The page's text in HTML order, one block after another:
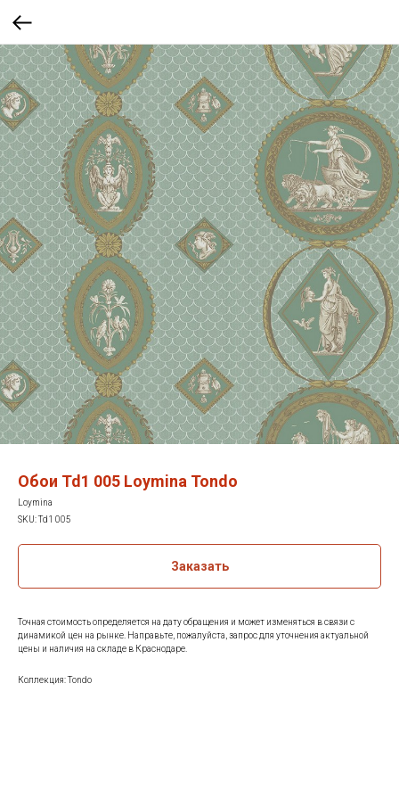
Обои Td1 005 Loymina Tondo
Loymina
SKU:Td1 005
Заказать
Точная стоимость определяется на дату обращения и может изменяться в связи с
динамикой цен на рынке. Направьте, пожалуйста, запрос для уточнения актуальной
цены и наличия на складе в Краснодаре.
Коллекция: Tondo